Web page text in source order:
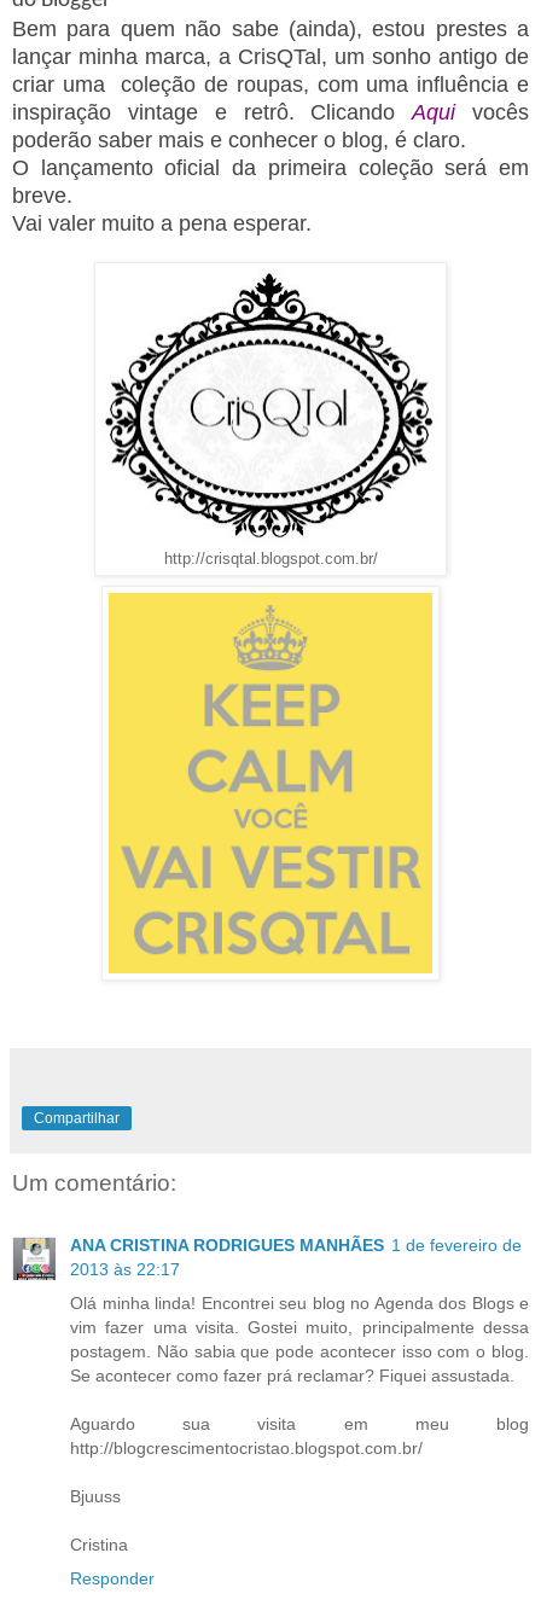
Bem para quem não sabe (ainda), estou prestes a
lançar minha marca, a CrisQTal, um sonho antigo de
criar uma coleção de roupas, com uma influência e
inspiração vintage e retrô. ClicandoAquivocês
poderão saber mais e conhecer o blog, é claro.
O lançamento oficial da primeira coleção será em
breve.
Vai valer muito a pena esperar.
http://crisqtal.blogspot.com.br/
Compartilhar
Um comentário:
ANA CRISTINA RODRIGUES MANHÃES 1 de fevereiro de
2013 às 22:17
Olá minha linda! Encontrei seu blog no Agenda dos Blogs e
vim fazer uma visita. Gostei muito, principalmente dessa
postagem. Não sabia que pode acontecer isso com o blog.
Se acontecer como fazer prá reclamar? Fiquei assustada.
Aguardo sua visita em meu blog
http://blogcrescimentocristao.blogspot.com.br/
Bjuuss
Cristina
Responder